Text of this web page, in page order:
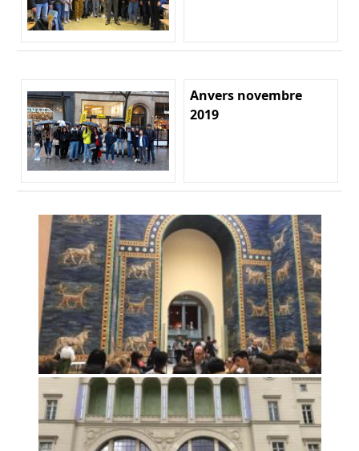
Anvers novembre
2019